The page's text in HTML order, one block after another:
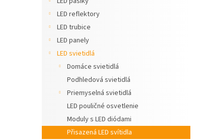
LED reflektory
LED trubice
LED panely
LED svietidlá
Domáce svietidlá
Podhledová svietidlá
Priemyselná svietidlá
LED pouličné osvetlenie
Moduly s LED diódami
Přisazená LED svítidla